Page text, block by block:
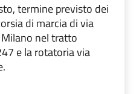
termine previsto dei
di marcia di via
nel tratto
e la rotatoria via